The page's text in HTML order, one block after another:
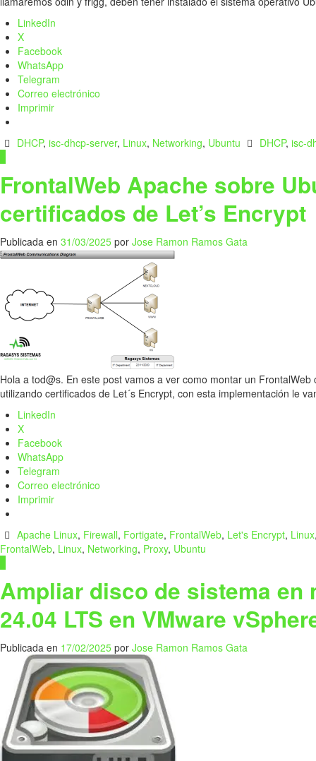
LinkedIn
X
Facebook
WhatsApp
Telegram
Correo electrónico
Imprimir
DHCP, isc-dhcp-server, Linux, Networking, Ubuntu DHCP,isc-
FrontalWeb Apache sobre
certificados de Let’s Encrypt
Publicada en 31/03/2025 por Jose Ramon Ramos Gata
Hola a tod@s. En este post vamos a ver como montar un
utilizando certificados de Let´s Encrypt, con esta implementación le
LinkedIn
X
Facebook
WhatsApp
Telegram
Correo electrónico
Imprimir
Apache Linux, Firewall, Fortigate, FrontalWeb, Let's Encrypt, Linux
FrontalWeb, Linux, Networking, Proxy, Ubuntu
Ampliar disco de sistema en
24.04 LTS en VMware
Publicada en 17/02/2025 por Jose Ramon Ramos Gata